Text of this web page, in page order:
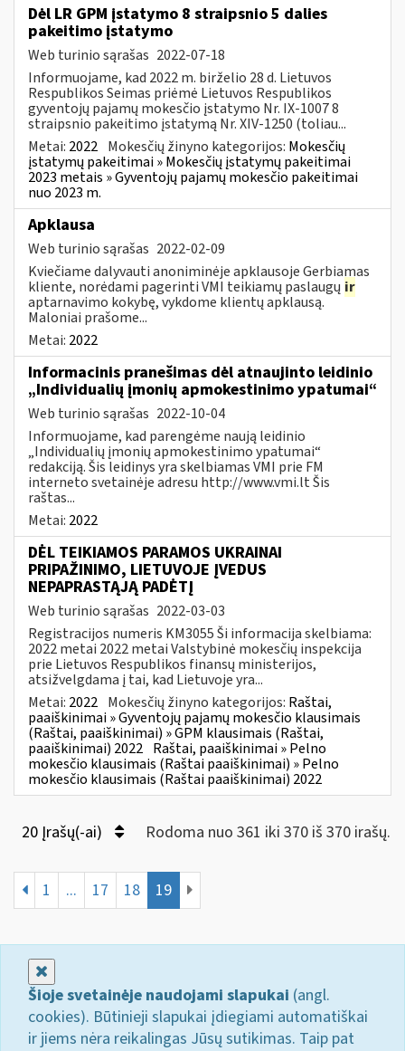
Dėl LR GPM įstatymo 8 straipsnio 5 dalies
pakeitimo įstatymo
Web turinio sąrašas 2022-07-18
Informuojame, kad 2022 m. birželio 28 d. Lietuvos
Respublikos Seimas priėmė Lietuvos Respublikos
gyventojų pajamų mokesčio įstatymo Nr. IX-1007 8
straipsnio pakeitimo įstatymą Nr. XIV-1250 (toliau...
Metai: 2022 Mokesčių žinyno kategorijos: Mokesčių
įstatymų pakeitimai » Mokesčių įstatymų pakeitimai
2023 metais » Gyventojų pajamų mokesčio pakeitimai
nuo 2023 m.
Apklausa
Web turinio sąrašas 2022-02-09
Kviečiame dalyvauti anoniminėje apklausoje Gerbiamas
kliente, norėdami pagerinti VMI teikiamų paslaugų ir
aptarnavimo kokybę, vykdome klientų apklausą.
Maloniai prašome...
Metai: 2022
Informacinis pranešimas dėl atnaujinto leidinio
„Individualių įmonių apmokestinimo ypatumai“
Web turinio sąrašas 2022-10-04
Informuojame, kad parengėme naują leidinio
„Individualių įmonių apmokestinimo ypatumai“
redakciją. Šis leidinys yra skelbiamas VMI prie FM
interneto svetainėje adresu http://www.vmi.lt Šis
raštas...
Metai: 2022
DĖL TEIKIAMOS PARAMOS UKRAINAI
PRIPAŽINIMO, LIETUVOJE ĮVEDUS
NEPAPRASTĄJĄ PADĖTĮ
Web turinio sąrašas 2022-03-03
Registracijos numeris KM3055 Ši informacija skelbiama:
2022 metai 2022 metai Valstybinė mokesčių inspekcija
prie Lietuvos Respublikos finansų ministerijos,
atsižvelgdama į tai, kad Lietuvoje yra...
Metai: 2022 Mokesčių žinyno kategorijos: Raštai,
paaiškinimai » Gyventojų pajamų mokesčio klausimais
(Raštai, paaiškinimai) » GPM klausimais (Raštai,
paaiškinimai) 2022 Raštai, paaiškinimai » Pelno
mokesčio klausimais (Raštai paaiškinimai) » Pelno
mokesčio klausimais (Raštai paaiškinimai) 2022
20 Įrašų(-ai) Rodoma nuo 361 iki 370 iš 370 irašų.
1 ... 17 18 19
Šioje svetainėje naudojami slapukai (angl.
cookies). Būtinieji slapukai įdiegiami automatiškai
ir jiems nėra reikalingas Jūsų sutikimas. Taip pat